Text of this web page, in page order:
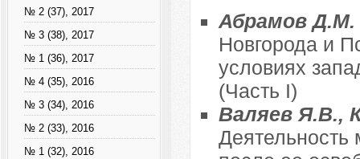
№ 2 (37), 2017
№ 3 (38), 2017
№ 1 (36), 2017
№ 4 (35), 2016
№ 3 (34), 2016
№ 2 (33), 2016
№ 1 (32), 2016
Абрамов Д.М.
Новгорода и
условиях
(Часть I)
Валяев Я.В.,
Деятельность